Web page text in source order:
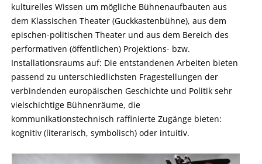
kulturelles Wissen um mögliche Bühnenaufbauten aus
dem Klassischen Theater (Guckkastenbühne), aus dem
epischen-politischen Theater und aus dem Bereich des
performativen (öffentlichen) Projektions- bzw.
Installationsraums auf: Die entstandenen Arbeiten bieten
passend zu unterschiedlichsten Fragestellungen der
verbindenden europäischen Geschichte und Politik sehr
vielschichtige Bühnenräume, die
kommunikationstechnisch raffinierte Zugänge bieten:
kognitiv (literarisch, symbolisch) oder intuitiv.